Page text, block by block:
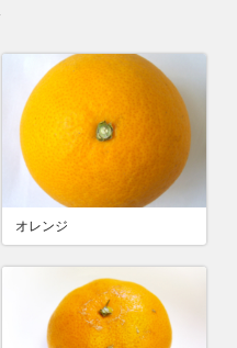
オレンジ